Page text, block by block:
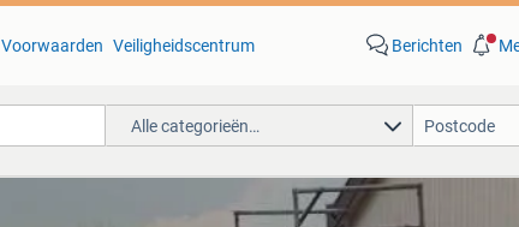
Voorwaarden Veiligheidscentrum Berichten
Alle categorieën…